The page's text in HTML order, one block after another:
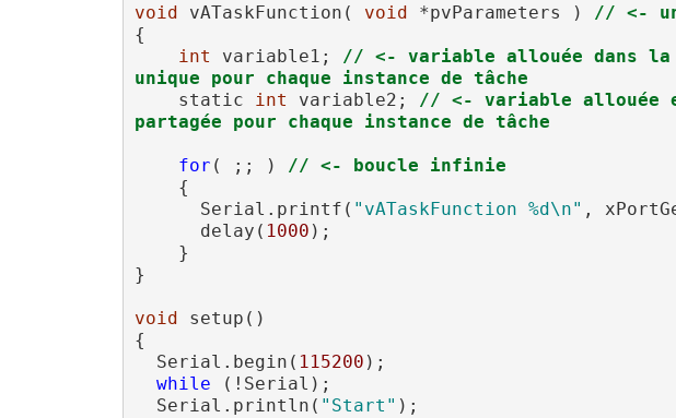
void vATaskFunction( void *pvParameters )
// <-
{
int variable1;
// <- variable allouée dans
unique pour chaque instance de tâche
static
int variable2;
// <- variable allouée
partagée pour chaque instance de tâche
for ( ;; )
// <- boucle infinie
      Serial.printf(
"vATaskFunction %d\n" ,
      delay(
1000 );
}
void setup()
{
  Serial.begin(
115200 );
while (!Serial);
  Serial.println(
"Start" );